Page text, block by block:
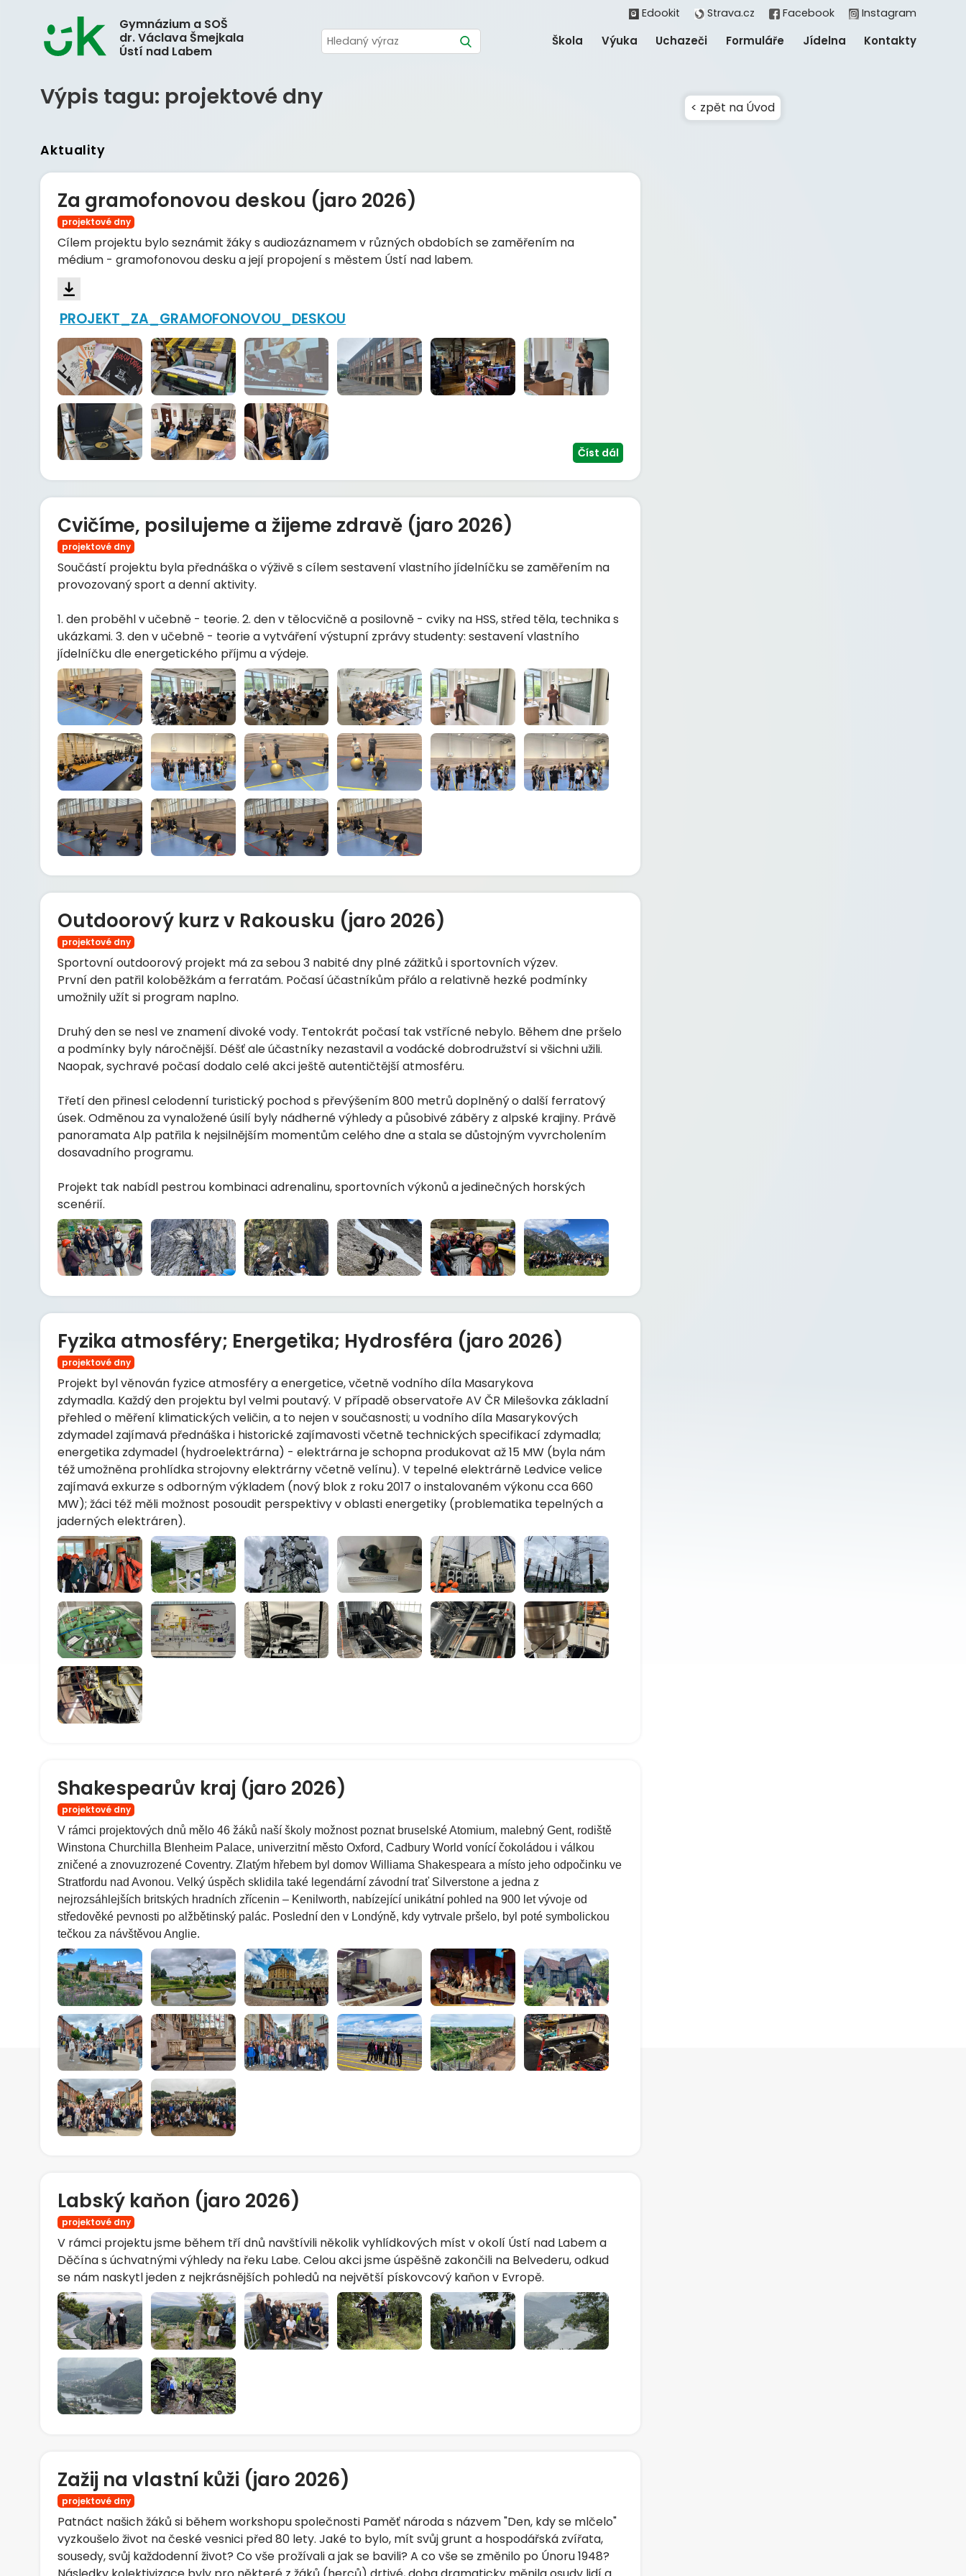
Edookit Strava.cz Facebook Instagram
Gymnázium a SOŠ
dr. Václava Šmejkala
Ústí nad Labem
Škola Výuka Uchazeči Formuláře Jídelna Kontakty
Výpis tagu: projektové dny
Aktuality
Za gramofonovou deskou (jaro 2026)
projektové dny
Cílem projektu bylo seznámit žáky s audiozáznamem v různých obdobích se zaměřením na
médium - gramofonovou desku a její propojení s městem Ústí nad labem.
PROJEKT_ZA_GRAMOFONOVOU_DESKOU
Číst dál
Cvičíme, posilujeme a žijeme zdravě (jaro 2026)
projektové dny
Součástí projektu byla přednáška o výživě s cílem sestavení vlastního jídelníčku se zaměřením na
provozovaný sport a denní aktivity.
1. den proběhl v učebně - teorie. 2. den v tělocvičně a posilovně - cviky na HSS, střed těla, technika s
ukázkami. 3. den v učebně - teorie a vytváření výstupní zprávy studenty: sestavení vlastního
jídelníčku dle energetického příjmu a výdeje.
Outdoorový kurz v Rakousku (jaro 2026)
projektové dny
Sportovní outdoorový projekt má za sebou 3 nabité dny plné zážitků i sportovních výzev.
První den patřil koloběžkám a ferratám. Počasí účastníkům přálo a relativně hezké podmínky
umožnily užít si program naplno.
Druhý den se nesl ve znamení divoké vody. Tentokrát počasí tak vstřícné nebylo. Během dne pršelo
a podmínky byly náročnější. Déšť ale účastníky nezastavil a vodácké dobrodružství si všichni užili.
Naopak, sychravé počasí dodalo celé akci ještě autentičtější atmosféru.
Třetí den přinesl celodenní turistický pochod s převýšením 800 metrů doplněný o další ferratový
úsek. Odměnou za vynaložené úsilí byly nádherné výhledy a působivé záběry z alpské krajiny. Právě
panoramata Alp patřila k nejsilnějším momentům celého dne a stala se důstojným vyvrcholením
dosavadního programu.
Projekt tak nabídl pestrou kombinaci adrenalinu, sportovních výkonů a jedinečných horských
scenérií.
Fyzika atmosféry; Energetika; Hydrosféra (jaro 2026)
projektové dny
Projekt byl věnován fyzice atmosféry a energetice, včetně vodního díla Masarykova
zdymadla. Každý den projektu byl velmi poutavý. V případě observatoře AV ČR Milešovka základní
přehled o měření klimatických veličin, a to nejen v současnosti; u vodního díla Masarykových
zdymadel zajímavá přednáška i historické zajímavosti včetně technických specifikací zdymadla;
energetika zdymadel (hydroelektrárna) - elektrárna je schopna produkovat až 15 MW (byla nám
též umožněna prohlídka strojovny elektrárny včetně velínu). V tepelné elektrárně Ledvice velice
zajímavá exkurze s odborným výkladem (nový blok z roku 2017 o instalovaném výkonu cca 660
MW); žáci též měli možnost posoudit perspektivy v oblasti energetiky (problematika tepelných a
jaderných elektráren).
Shakespearův kraj (jaro 2026)
projektové dny
V rámci projektových dnů mělo 46 žáků naší školy možnost poznat bruselské Atomium, malebný Gent, rodiště
Winstona Churchilla Blenheim Palace, univerzitní město Oxford, Cadbury World vonící čokoládou i válkou
zničené a znovuzrozené Coventry. Zlatým hřebem byl domov Williama Shakespeara a místo jeho odpočinku ve
Stratfordu nad Avonou. Velký úspěch sklidila také legendární závodní trať Silverstone a jedna z
nejrozsáhlejších britských hradních zřícenin – Kenilworth, nabízející unikátní pohled na 900 let vývoje od
středověké pevnosti po alžbětinský palác. Poslední den v Londýně, kdy vytrvale pršelo, byl poté symbolickou
tečkou za návštěvou Anglie.
Labský kaňon (jaro 2026)
projektové dny
V rámci projektu jsme během tří dnů navštívili několik vyhlídkových míst v okolí Ústí nad Labem a
Děčína s úchvatnými výhledy na řeku Labe. Celou akci jsme úspěšně zakončili na Belvederu, odkud
se nám naskytl jeden z nejkrásnějších pohledů na největší pískovcový kaňon v Evropě.
Zažij na vlastní kůži (jaro 2026)
projektové dny
Patnáct našich žáků si během workshopu společnosti Paměť národa s názvem "Den, kdy se mlčelo"
vyzkoušelo život na české vesnici před 80 lety. Jaké to bylo, mít svůj grunt a hospodářská zvířata,
sousedy, svůj každodenní život? Co vše prožívali a jak se bavili? A co vše se změnilo po Únoru 1948?
< zpět na Úvod